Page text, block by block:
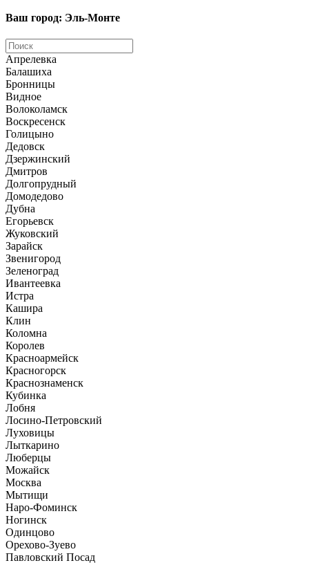
Ваш город: Эль-Монте
Апрелевка
Балашиха
Бронницы
Видное
Волоколамск
Воскресенск
Голицыно
Дедовск
Дзержинский
Дмитров
Долгопрудный
Домодедово
Дубна
Егорьевск
Жуковский
Зарайск
Звенигород
Зеленоград
Ивантеевка
Истра
Кашира
Клин
Коломна
Королев
Красноармейск
Красногорск
Краснознаменск
Кубинка
Лобня
Лосино-Петровский
Луховицы
Лыткарино
Люберцы
Можайск
Москва
Мытищи
Наро-Фоминск
Ногинск
Одинцово
Орехово-Зуево
Павловский Посад